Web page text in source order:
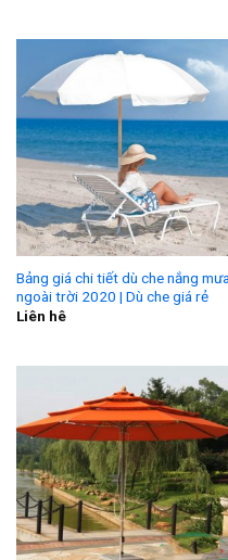
Bảng giá chi tiết dù che nắng mưa
ngoài trời 2020 | Dù che giá rẻ
Liên hê